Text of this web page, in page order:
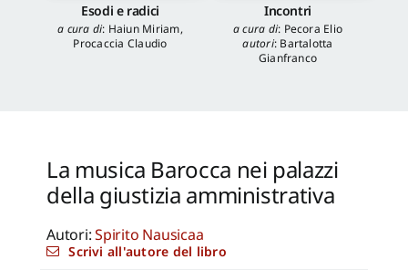
Esodi e radici
a cura di: Haiun Miriam,
Procaccia Claudio
Incontri
a cura di: Pecora Elio
autori: Bartalotta
Gianfranco
La musica Barocca nei palazzi
della giustizia amministrativa
Autori:Spirito Nausicaa
Scrivi all'autore del libro